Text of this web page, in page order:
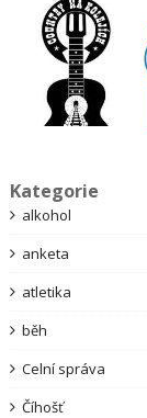
Kategorie
alkohol
anketa
atletika
běh
Celní správa
Číhošť